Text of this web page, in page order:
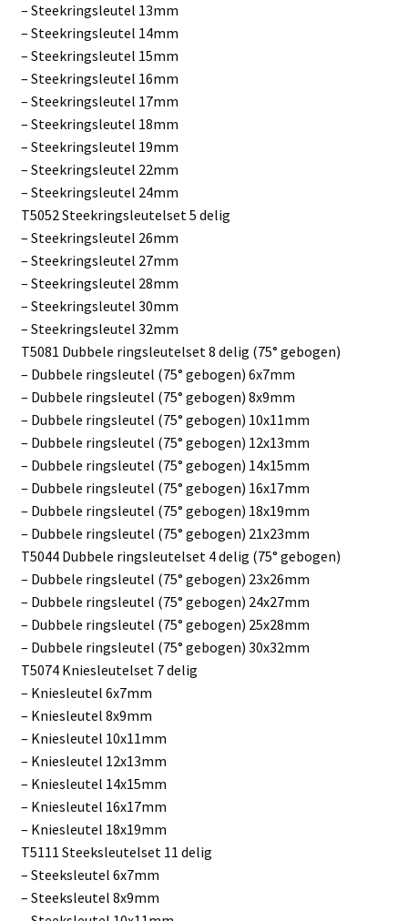
– Steekringsleutel 13mm
– Steekringsleutel 14mm
– Steekringsleutel 15mm
– Steekringsleutel 16mm
– Steekringsleutel 17mm
– Steekringsleutel 18mm
– Steekringsleutel 19mm
– Steekringsleutel 22mm
– Steekringsleutel 24mm
T5052 Steekringsleutelset 5 delig
– Steekringsleutel 26mm
– Steekringsleutel 27mm
– Steekringsleutel 28mm
– Steekringsleutel 30mm
– Steekringsleutel 32mm
T5081 Dubbele ringsleutelset 8 delig (75° gebogen)
– Dubbele ringsleutel (75° gebogen) 6x7mm
– Dubbele ringsleutel (75° gebogen) 8x9mm
– Dubbele ringsleutel (75° gebogen) 10x11mm
– Dubbele ringsleutel (75° gebogen) 12x13mm
– Dubbele ringsleutel (75° gebogen) 14x15mm
– Dubbele ringsleutel (75° gebogen) 16x17mm
– Dubbele ringsleutel (75° gebogen) 18x19mm
– Dubbele ringsleutel (75° gebogen) 21x23mm
T5044 Dubbele ringsleutelset 4 delig (75° gebogen)
– Dubbele ringsleutel (75° gebogen) 23x26mm
– Dubbele ringsleutel (75° gebogen) 24x27mm
– Dubbele ringsleutel (75° gebogen) 25x28mm
– Dubbele ringsleutel (75° gebogen) 30x32mm
T5074 Kniesleutelset 7 delig
– Kniesleutel 6x7mm
– Kniesleutel 8x9mm
– Kniesleutel 10x11mm
– Kniesleutel 12x13mm
– Kniesleutel 14x15mm
– Kniesleutel 16x17mm
– Kniesleutel 18x19mm
T5111 Steeksleutelset 11 delig
– Steeksleutel 6x7mm
– Steeksleutel 8x9mm